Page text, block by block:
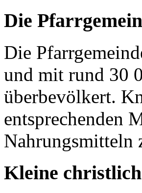
Die
Die
und mit rund 30
überbevölkert.
entsprechenden
Nahrungsmitteln
Kleine